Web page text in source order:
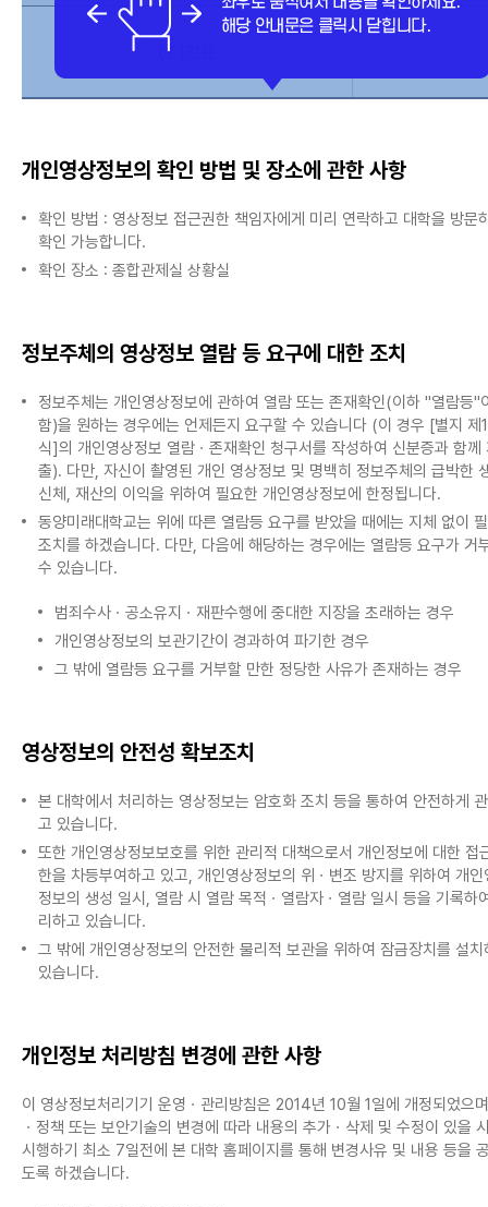
(주)건은
개인영상정보의 확인 방법 및 장소에 관한 사항
확인 방법 : 영상정보 접근권한 책임자에게 미리 연락하고 대학을 방문
확인 가능합니다.
확인 장소 : 종합관제실 상황실
정보주체의 영상정보 열람 등 요구에 대한 조치
정보주체는 개인영상정보에 관하여 열람 또는 존재확인(이하 "열람등"
함)을 원하는 경우에는 언제든지 요구할 수 있습니다 (이 경우 [별지 제
식]의 개인영상정보 열람ㆍ존재확인 청구서를 작성하여 신분증과 함께
출). 다만, 자신이 촬영된 개인 영상정보 및 명백히 정보주체의 급박한
신체, 재산의 이익을 위하여 필요한 개인영상정보에 한정됩니다.
동양미래대학교는 위에 따른 열람등 요구를 받았을 때에는 지체 없이
조치를 하겠습니다. 다만, 다음에 해당하는 경우에는 열람등 요구가 거
수 있습니다.
범죄수사ㆍ공소유지ㆍ재판수행에 중대한 지장을 초래하는 경우
개인영상정보의 보관기간이 경과하여 파기한 경우
그 밖에 열람등 요구를 거부할 만한 정당한 사유가 존재하는 경우
영상정보의 안전성 확보조치
본 대학에서 처리하는 영상정보는 암호화 조치 등을 통하여 안전하게
고 있습니다.
또한 개인영상정보보호를 위한 관리적 대책으로서 개인정보에 대한 접
한을 차등부여하고 있고, 개인영상정보의 위ㆍ변조 방지를 위하여 개인
정보의 생성 일시, 열람 시 열람 목적ㆍ열람자ㆍ열람 일시 등을 기록하
리하고 있습니다.
그 밖에 개인영상정보의 안전한 물리적 보관을 위하여 잠금장치를 설치
있습니다.
개인정보 처리방침 변경에 관한 사항
이 영상정보처리기기 운영ㆍ관리방침은 2014년 10월 1일에 개정되었으
ㆍ정책 또는 보안기술의 변경에 따라 내용의 추가ㆍ삭제 및 수정이 있을
시행하기 최소 7일전에 본 대학 홈페이지를 통해 변경사유 및 내용 등을
도록 하겠습니다.